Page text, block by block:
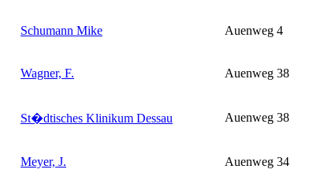
Schumann Mike Auenweg 4
Wagner, F. Auenweg 38
St�dtisches Klinikum Dessau Auenweg 38
Meyer, J. Auenweg 34